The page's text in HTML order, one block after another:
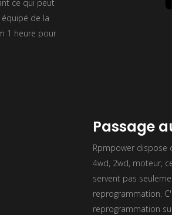
ce qui peut
de la
1 heure pour
Passage
Rpmpower dispose
4wd, 2wd, moteur,
servent pas
reprogrammation.
reprogrammation